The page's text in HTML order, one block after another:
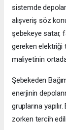
sistemde
alışveriş söz
şebekeye satar,
gereken elektriği
maliyetinin
Şebekeden
enerjinin
gruplarına
zorken tercih